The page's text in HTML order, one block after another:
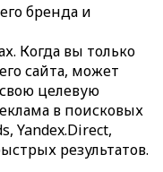
бренда и
Когда вы только
сайта, может
целевую
в поисковых
Yandex.Direct,
результатов.